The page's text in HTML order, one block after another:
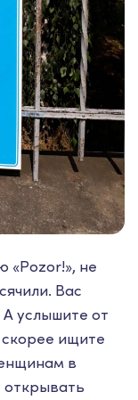
«Pozor!», не
Вас
услышите от
ищите
в
открывать